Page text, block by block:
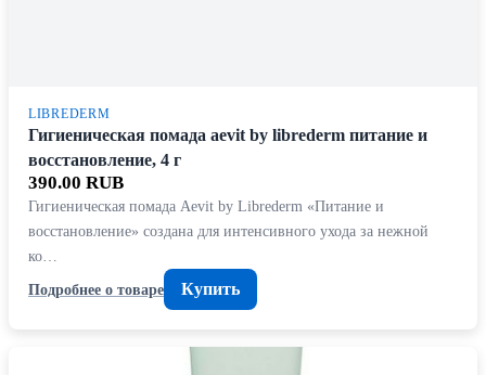
LIBREDERM
Гигиеническая помада aevit by librederm питание и
восстановление, 4 г
390.00 RUB
Гигиеническая помада Aevit by Librederm «Питание и
восстановление» создана для интенсивного ухода за нежной
ко…
Подробнее о товаре
Купить